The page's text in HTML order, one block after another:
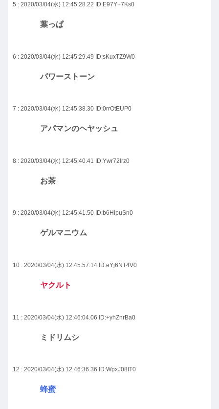
5 : 2020/03/04(水) 12:45:28.22 ID:E97Y+7Ks0
葉っぱ
6 : 2020/03/04(水) 12:45:29.49 ID:sKuxTZ9W0
パワーストーン
7 : 2020/03/04(水) 12:45:38.30 ID:0rrOtEUP0
アパマンのヘヤッシュ
8 : 2020/03/04(水) 12:45:40.41 ID:Ywr72lrz0
お茶
9 : 2020/03/04(水) 12:45:41.50 ID:b6HipuSn0
ゲルマニウム
10 : 2020/03/04(水) 12:45:57.14 ID:eYj6NT4V0
ヤクルト
11 : 2020/03/04(水) 12:46:04.06 ID:+yhZnrBa0
ミドリムシ
12 : 2020/03/04(水) 12:46:36.36 ID:WpxJ08tT0
蜂蜜